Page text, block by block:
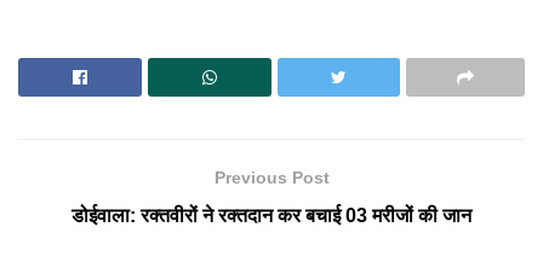
Previous Post
डोईवाला: रक्तवीरों ने रक्तदान कर बचाई 03 मरीजों की जान